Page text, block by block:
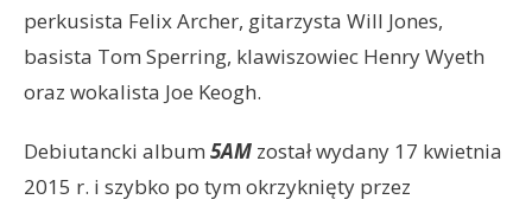
perkusista Felix Archer, gitarzysta Will Jones,
basista Tom Sperring, klawiszowiec Henry Wyeth
oraz wokalista Joe Keogh.
Debiutancki album 5AM został wydany 17 kwietnia
2015 r. i szybko po tym okrzyknięty przez